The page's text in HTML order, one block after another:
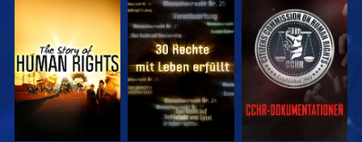
ANSEHEN ANSEHEN ANSEHEN